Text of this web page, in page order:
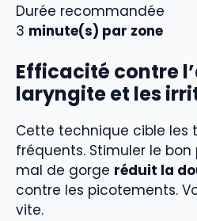
Durée recommandée
3 minute(s) par zone
Efficacité contre
laryngite et les
Cette technique cible les
fréquents. Stimuler le
mal de gorge réduit la
contre les picotements.
vite.